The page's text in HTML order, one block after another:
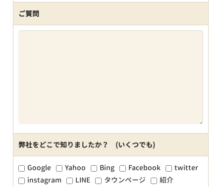
ご質問
弊社をどこで知りましたか？ (いくつでも)
Google Yahoo Bing Facebook
twitter
instagram
LINE タウンページ
紹介